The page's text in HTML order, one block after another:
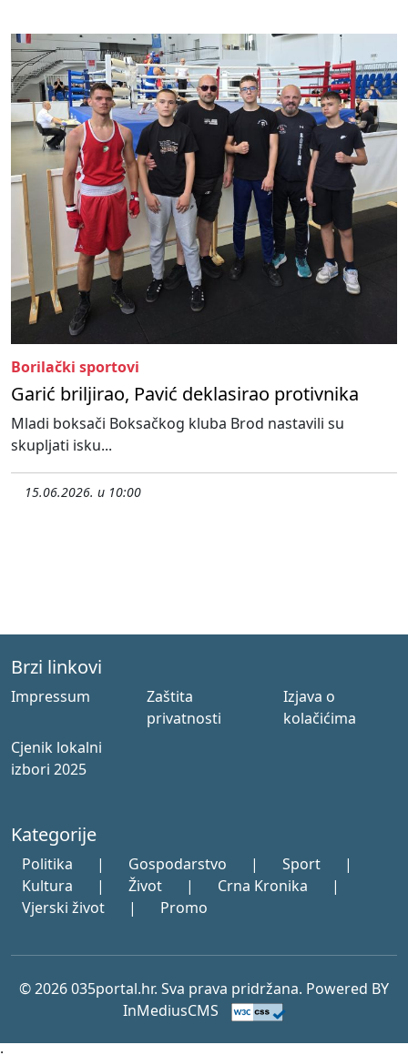
Borilački sportovi
Garić briljirao, Pavić deklasirao protivnika
Mladi boksači Boksačkog kluba Brod nastavili su
skupljati isku...
15.06.2026. u 10:00
Brzi linkovi
Impressum
Zaštita
privatnosti
Izjava o
kolačićima
Cjenik lokalni
izbori 2025
Kategorije
Politika | Gospodarstvo | Sport
|
Kultura
| Život | Crna Kronika
|
Vjerski život
| Promo
© 2026 035portal.hr. Sva prava pridržana. Powered BY
InMediusCMS